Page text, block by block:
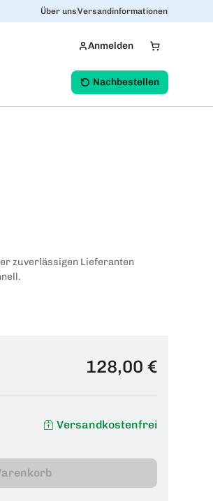
Über unsVersandinformationen
Anmelden
Nachbestellen
zuverlässigen Lieferanten
128,00 €
Versandkostenfrei